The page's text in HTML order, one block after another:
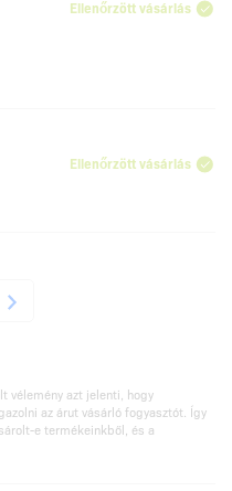
Ellenőrzött vásárlás
Ellenőrzött vásárlás
vélemény azt jelenti, hogy
az árut vásárló fogyasztót. Így
e termékeinkből, és a